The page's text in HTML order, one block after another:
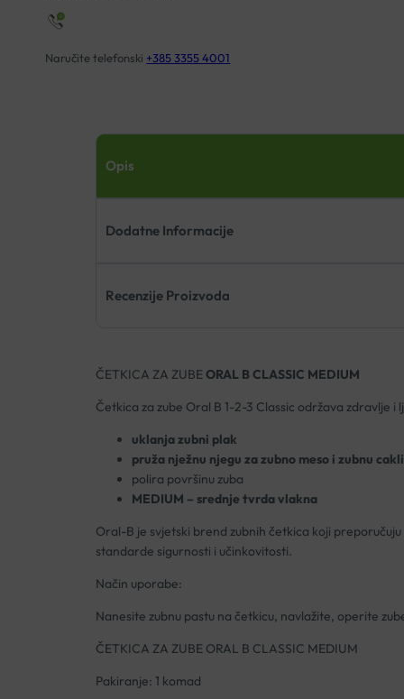
Naručite telefonski +385 3355 4001
Opis
Dodatne Informacije
Recenzije Proizvoda
ČETKICA ZA ZUBEORAL B CLASSIC MEDIUM
Četkica za zube Oral B 1-2-3 Classic održava zdravlje
uklanja zubni plak
pruža nježnu njegu za zubno meso i zubnu
polira površinu zuba
MEDIUM – srednje tvrda vlakna
Oral-B je svjetski brend zubnih četkica koji
standarde sigurnosti i učinkovitosti.
Način uporabe:
Nanesite zubnu pastu na četkicu, navlažite, operite
ČETKICA ZA ZUBE ORAL B CLASSIC MEDIUM
Pakiranje: 1 komad